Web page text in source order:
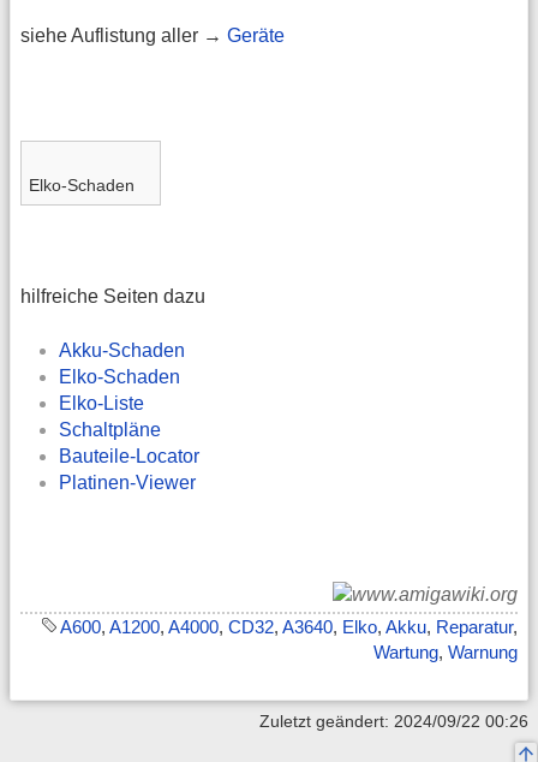
siehe Auflistung aller → Geräte
Elko-Schaden
hilfreiche Seiten dazu
Akku-Schaden
Elko-Schaden
Elko-Liste
Schaltpläne
Bauteile-Locator
Platinen-Viewer
A600, A1200, A4000, CD32, A3640, Elko, Akku, Reparatur,
Wartung, Warnung
Zuletzt geändert: 2024/09/22 00:26